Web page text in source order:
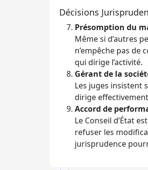
Décisions
Présomption du
Même si d’autres
n’empêche pas de
qui dirige l’activité.
Gérant de la
Les juges insistent
dirige
Accord de
Le Conseil d’État
refuser les
jurisprudence